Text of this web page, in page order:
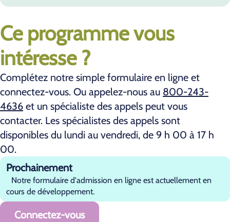
Ce programme vous
intéresse ?
Complétez notre simple formulaire en ligne et
connectez-vous. Ou appelez-nous au 800-243-
4636 et un spécialiste des appels peut vous
contacter. Les spécialistes des appels sont
disponibles du lundi au vendredi, de 9 h 00 à 17 h
00.
Prochainement
Notre formulaire d'admission en ligne est actuellement en
cours de développement.
Connectez-vous